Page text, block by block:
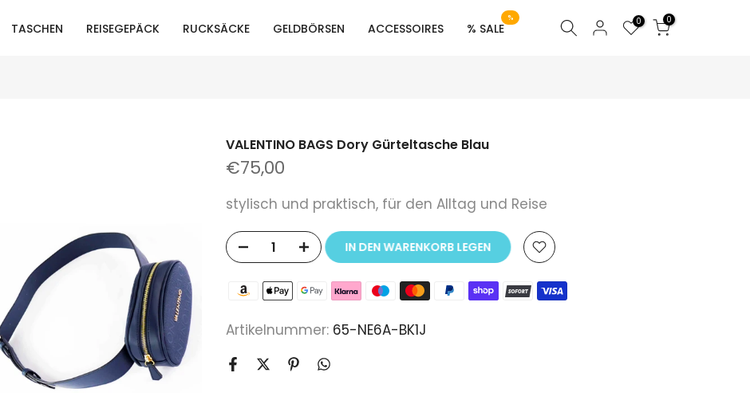
TASCHEN REISEGEPÄCK RUCKSÄCKE GELDBÖRSEN ACCESSOIRES % SALE
% 0 0
VALENTINO BAGS Dory Gürteltasche Blau
€75,00
stylisch und praktisch, für den Alltag und Reise
IN DEN WARENKORB LEGEN
Artikelnummer: 65-NE6A-BK1J